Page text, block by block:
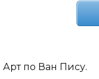
Арт по Ван Пису.